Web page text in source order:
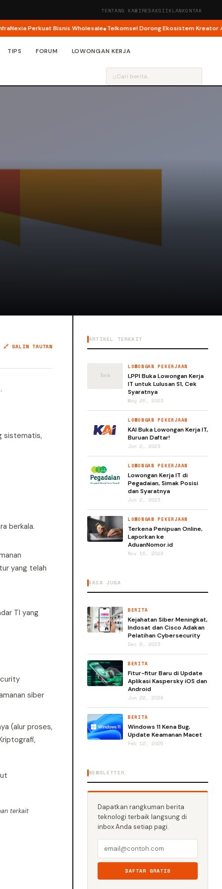
TENTANG KAMIREDAKSIIKLANKONTAK
Perkuat Bisnis Wholesale Telkomsel Dorong Ekosistem Kreator AI
TIPS FORUM LOWONGAN KERJA
⌕
🔗 SALIN TAUTAN
sistematis,
berkala.
yang telah
TI yang
siber
(alur proses,
terkait
ARTIKEL TERKAIT
LOWONGAN PEKERJAAN
LPPI Buka Lowongan Kerja
IT untuk Lulusan S1, Cek
Syaratnya
May 26, 2023
LOWONGAN PEKERJAAN
KAI Buka Lowongan Kerja IT,
Buruan Daftar!
Jun 2, 2023
LOWONGAN PEKERJAAN
Lowongan Kerja IT di
Pegadaian, Simak Posisi
dan Syaratnya
Jun 2, 2023
LOWONGAN PEKERJAAN
Terkena Penipuan Online,
Laporkan ke
AduanNomor.id
Nov 16, 2023
BACA JUGA
BERITA
Kejahatan Siber Meningkat,
Indosat dan Cisco Adakan
Pelatihan Cybersecurity
Dec 6, 2023
BERITA
Fitur-fitur Baru di Update
Aplikasi Kaspersky iOS dan
Android
Jun 22, 2024
BERITA
Windows 11 Kena Bug,
Update Keamanan Macet
Feb 12, 2025
NEWSLETTER
Dapatkan rangkuman berita
teknologi terbaik langsung di
inbox Anda setiap pagi.
DAFTAR GRATIS